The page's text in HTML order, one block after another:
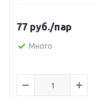
77 руб./пар
Много